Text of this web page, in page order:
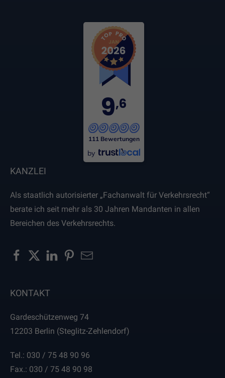
9,6
111 Bewertungen
by
KANZLEI
Als staatlich autorisierter „Fachanwalt für Verkehrsrecht“
berate ich seit mehr als 30 Jahren Mandanten in allen
Bereichen des Verkehrsrechts.
KONTAKT
Gardeschützenweg 74
12203 Berlin (Steglitz-Zehlendorf)
Tel.: 030 / 75 48 90 96
Fax.: 030 / 75 48 90 98